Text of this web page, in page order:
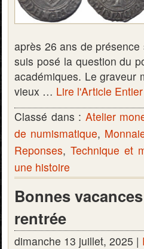
après 26 ans de
suis posé la question du
académiques. Le graveur
vieux … Lire l'Article
Classé dans : Atelier
de numismatique,
Reponses, Technique et
une histoire
Bonnes
rentrée
dimanche 13 juillet, 2025 |